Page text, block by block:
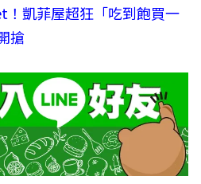
凱菲屋超狂「吃到飽買一
搶